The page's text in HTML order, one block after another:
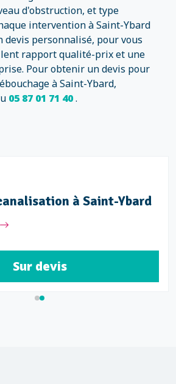
d'obstruction, et type
intervention à Saint-Ybard
devis personnalisé, pour vous
rapport qualité-prix et une
Pour obtenir un devis pour
à Saint-Ybard,
05 87 01 71 40.
à Saint-Ybard
Sur devis